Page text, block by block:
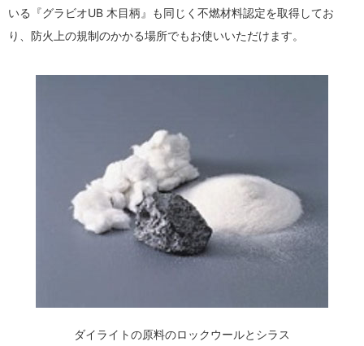
いる『グラビオUB 木目柄』も同じく不燃材料認定を取得してお
り、防火上の規制のかかる場所でもお使いいただけます。
ダイライトの原料のロックウールとシラス